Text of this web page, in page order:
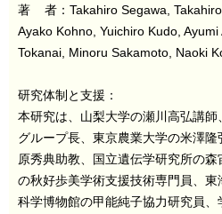
著 者：Takahiro Segawa, Takahiro
Ayako Kohno, Yuichiro Kudo,
Tokanai, Minoru Sakamoto, Naoki
研究体制と支援：
本研究は、山梨大学の瀬川高弘講
グループ長、東京農業大学の米澤
原秀典助教、国立遺伝学研究所の
の秋好歩美学術支援技術専門員、
科学博物館の甲能純子協力研究員